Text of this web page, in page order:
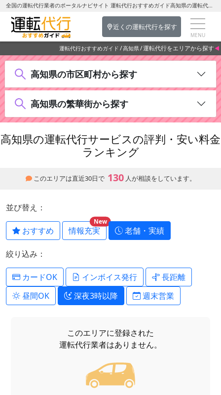
全国の運転代行業者のポータルナビサイト 運転代行おすすめガイド高知県の運転代行をエリアから探す
近くの運転代行を探す
運転代行おすすめガイド 高知県 運転代行をエリアから探す
高知県の市区町村から探す
高知県の繁華街から探す
高知県の運転代行サービスの評判・安い料金
ランキング
このエリアは直近30日で 130 人が相談をしています。
並び替え：
おすすめ 情報充実
New
老舗・実績
絞り込み：
カードOK インボイス発行
長距離
昼間OK
深夜3時以降 週末営業
このエリアに登録された
運転代行業者はありません。